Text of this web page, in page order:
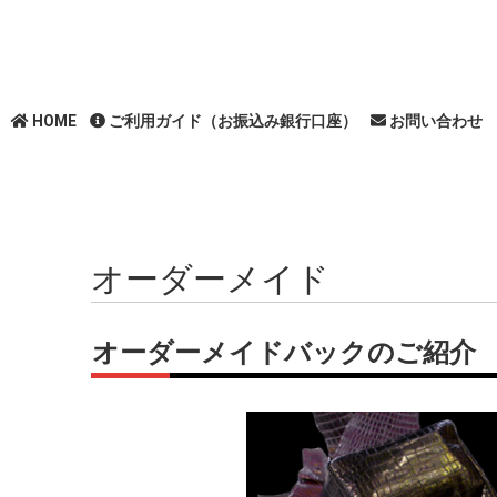
HOME ご利用ガイド（お振込み銀行口座） お問い合わせ
オーダーメイド
オーダーメイドバックのご紹介